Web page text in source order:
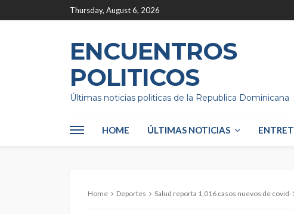
Thursday, August 6, 2026
ENCUENTROS
POLITICOS
Últimas noticias politicas de la Republica Dominicana
HOME ÚLTIMAS NOTICIAS
Home Deportes Salud reporta 1,016 casos nuevos de covid-